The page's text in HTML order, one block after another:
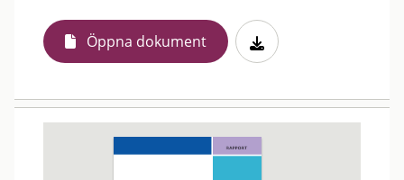
Öppna dokument